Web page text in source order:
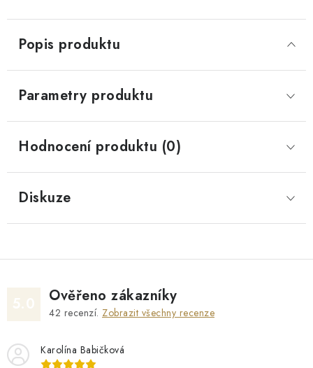
Popis produktu
Parametry produktu
Hodnocení produktu (0)
Diskuze
Ověřeno zákazníky
42 recenzí. Zobrazit všechny recenze
Karolína Babičková